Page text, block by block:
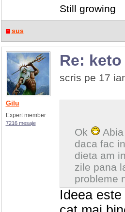
Still growing
sus
Gilu
Expert member
7216 mesaje
Re: keto
scris pe 17
Ok
daca fac
dieta am
zile pana
probleme
Ideea